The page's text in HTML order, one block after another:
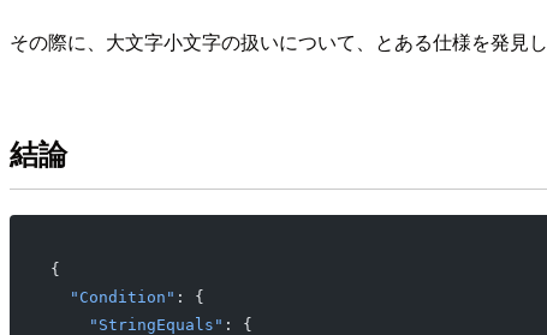
その際に、大文字小文字の扱いについて、とある仕様を発見
結論
{
  "Condition"
: {
    "StringEquals"
: {